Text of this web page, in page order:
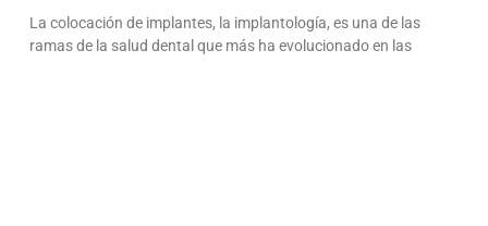
La colocación de implantes, la implantología, es una de las
ramas de la salud dental que más ha evolucionado en las